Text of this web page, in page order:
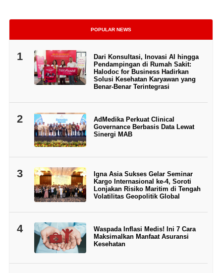
POPULAR NEWS
1
Dari Konsultasi, Inovasi AI hingga
Pendampingan di Rumah Sakit:
Halodoc for Business Hadirkan
Solusi Kesehatan Karyawan yang
Benar-Benar Terintegrasi
2
AdMedika Perkuat Clinical
Governance Berbasis Data Lewat
Sinergi MAB
3
Igna Asia Sukses Gelar Seminar
Kargo Internasional ke-4, Soroti
Lonjakan Risiko Maritim di Tengah
Volatilitas Geopolitik Global
4
Waspada Inflasi Medis! Ini 7 Cara
Maksimalkan Manfaat Asuransi
Kesehatan